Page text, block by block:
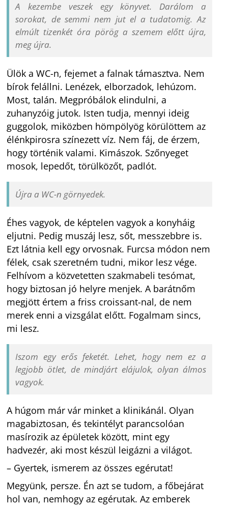
A kezembe veszek egy könyvet. Darálom a
sorokat, de semmi nem jut el a tudatomig. Az
elmúlt tizenkét óra pörög a szemem előtt újra,
meg újra.
Ülök a WC-n, fejemet a falnak támasztva. Nem
bírok felállni. Lenézek, elborzadok, lehúzom.
Most, talán. Megpróbálok elindulni, a
zuhanyzóig jutok. Isten tudja, mennyi ideig
guggolok, miközben hömpölyög körülöttem az
élénkpirosra színezett víz. Nem fáj, de érzem,
hogy történik valami. Kimászok. Szőnyeget
mosok, lepedőt, törülközőt, padlót.
Újra a WC-n görnyedek.
Éhes vagyok, de képtelen vagyok a konyháig
eljutni. Pedig muszáj lesz, sőt, messzebbre is.
Ezt látnia kell egy orvosnak. Furcsa módon nem
félek, csak szeretném tudni, mikor lesz vége.
Felhívom a közvetetten szakmabeli tesómat,
hogy biztosan jó helyre menjek. A barátnőm
megjött értem a friss croissant-nal, de nem
merek enni a vizsgálat előtt. Fogalmam sincs,
mi lesz.
Iszom egy erős feketét. Lehet, hogy nem ez a
legjobb ötlet, de mindjárt elájulok, olyan álmos
vagyok.
A húgom már vár minket a klinikánál. Olyan
magabiztosan, és tekintélyt parancsolóan
masírozik az épületek között, mint egy
hadvezér, aki most készül leigázni a világot.
– Gyertek, ismerem az összes egérutat!
Megyünk, persze. Én azt se tudom, a főbejárat
hol van, nemhogy az egérutak. Az emberek